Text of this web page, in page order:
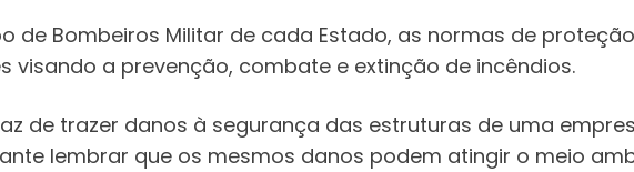
de Bombeiros Militar de cada Estado, as normas de
visando a prevenção, combate e extinção de incêndios.
de trazer danos à segurança das estruturas de uma
lembrar que os mesmos danos podem atingir o meio